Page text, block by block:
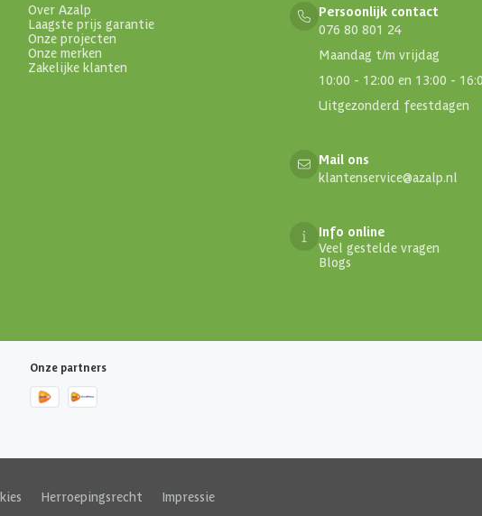
Over Azalp
Laagste prijs garantie
Onze projecten
Onze merken
Zakelijke klanten
Persoonlijk contact
076 80 801 24
Maandag t/m vrijdag
10:00 - 12:00 en 13:00 -
Uitgezonderd feestdagen
Mail ons
klantenservice@azalp.nl
Info online
Veel gestelde vragen
Blogs
Onze partners
Herroepingsrecht Impressie